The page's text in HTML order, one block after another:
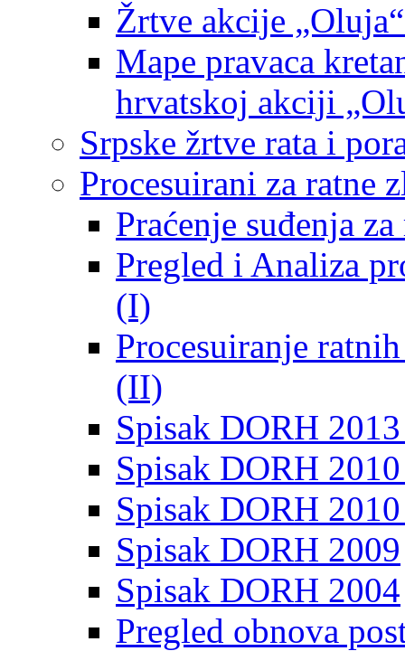
Žrtve akcije
Mape pravaca
hrvatskoj akciji
Srpske žrtve rata i
Procesuirani za ratne
Praćenje suđenja
Pregled i Analiza
(I)
Procesuiranje
(II)
Spisak DORH
Spisak DORH
Spisak DORH
Spisak DORH 2009
Spisak DORH 2004
Pregled obnova